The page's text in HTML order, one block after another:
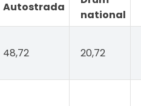
Autostrada
national
48,72 20,72